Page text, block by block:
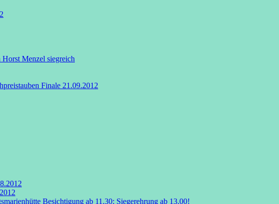
Menzel siegreich
Finale 21.09.2012
Besichtigung ab 11.30; Siegerehrung ab 13.00!